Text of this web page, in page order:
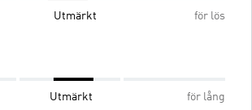
Utmärkt för lös
Utmärkt för lång